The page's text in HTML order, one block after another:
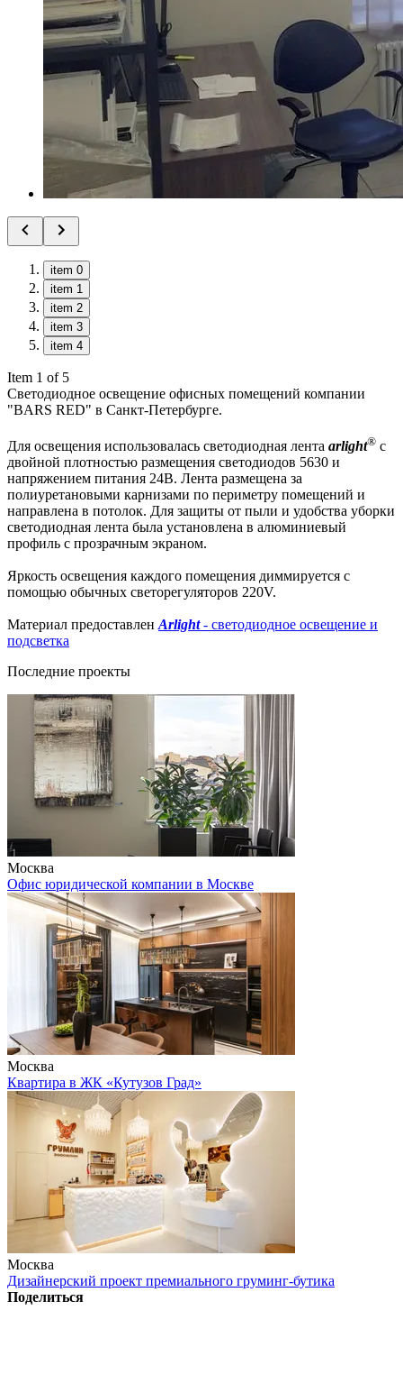
item 0
item 1
item 2
item 3
item 4
Item 1 of 5
Светодиодное освещение офисных помещений компании
"BARS RED" в Санкт-Петербурге.
Для освещения использовалась светодиодная лента arlight® с
двойной плотностью размещения светодиодов 5630 и
напряжением питания 24В. Лента размещена за
полиуретановыми карнизами по периметру помещений и
направлена в потолок. Для защиты от пыли и удобства уборки
светодиодная лента была установлена в алюминиевый
профиль с прозрачным экраном.
Яркость освещения каждого помещения диммируется с
помощью обычных светорегуляторов 220V.
Материал предоставлен Arlight- светодиодное освещение и
подсветка
Последние проекты
Москва
Офис юридической компании в Москве
Москва
Квартира в ЖК «Кутузов Град»
Москва
Дизайнерский проект премиального груминг-бутика
Поделиться